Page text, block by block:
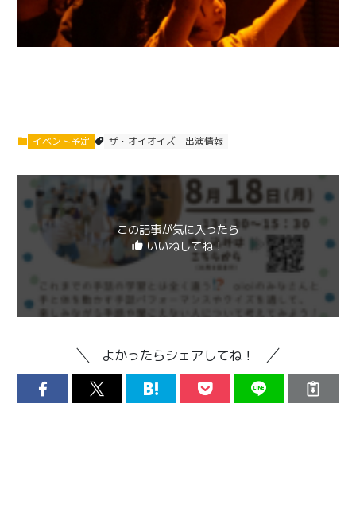
イベント予定 ザ・オイオイズ 出演情報
この記事が気に入ったら
いいねしてね！
よかったらシェアしてね！